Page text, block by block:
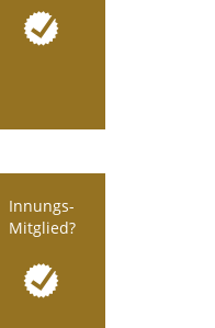
Innungs-
Mitglied?